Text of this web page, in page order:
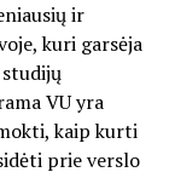
ir
kuri garsėja
VU yra
kaip kurti
prie verslo